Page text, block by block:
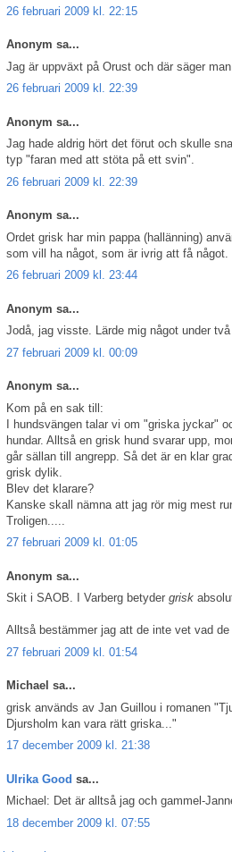
26 februari 2009 kl. 22:15
Anonym sa...
Jag är uppväxt på Orust och där säger
26 februari 2009 kl. 22:39
Anonym sa...
Jag hade aldrig hört det förut och skulle
typ "faran med att stöta på ett svin".
26 februari 2009 kl. 22:39
Anonym sa...
Ordet grisk har min pappa (hallänning)
som vill ha något, som är ivrig att få något.
26 februari 2009 kl. 23:44
Anonym sa...
Jodå, jag visste. Lärde mig något under
27 februari 2009 kl. 00:09
Anonym sa...
Kom på en sak till:
I hundsvängen talar vi om "griska jyckar"
hundar. Alltså en grisk hund svarar upp,
går sällan till angrepp. Så det är en klar
grisk dylik.
Blev det klarare?
Kanske skall nämna att jag rör mig mest
Troligen.....
27 februari 2009 kl. 01:05
Anonym sa...
Skit i SAOB. I Varberg betyder grisk
Alltså bestämmer jag att de inte vet vad
27 februari 2009 kl. 01:54
Michael sa...
grisk används av Jan Guillou i romanen
Djursholm kan vara rätt griska..."
17 december 2009 kl. 21:38
Ulrika Good sa...
Michael: Det är alltså jag och gammel-
18 december 2009 kl. 07:55